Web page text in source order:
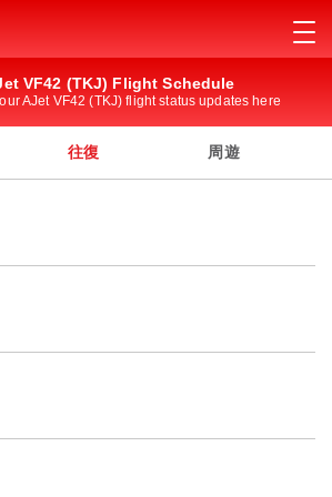
VF42 (TKJ) Flight Schedule
AJet VF42 (TKJ) flight status updates here
往復 周遊